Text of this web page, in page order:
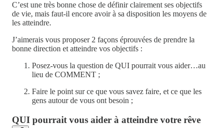
C’est une très bonne chose de définir clairement ses objectifs
de vie, mais faut-il encore avoir à sa disposition les moyens de
les atteindre.
J’aimerais vous proposer 2 façons éprouvées de prendre la
bonne direction et atteindre vos objectifs :
Posez-vous la question de QUI pourrait vous aider…au
lieu de COMMENT ;
Faire le point sur ce que vous savez faire, et ce que les
gens autour de vous ont besoin ;
QUI pourrait vous aider à atteindre votre rêve